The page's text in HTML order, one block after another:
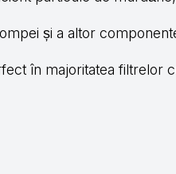
și a altor
în majoritatea filtrelor